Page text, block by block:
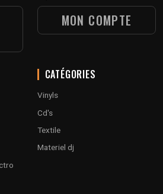
MON COMPTE
CATÉGORIES
Vinyls
Cd's
Textile
Materiel dj